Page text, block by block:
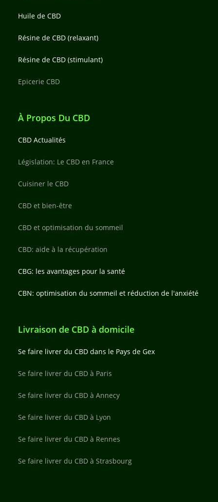
Huile de CBD
Résine de CBD (relaxant)
Résine de CBD (stimulant)
Epicerie CBD
À Propos Du CBD
CBD Actualités
Législation: Le CBD en France
Cuisiner le CBD
CBD et bien-être
CBD et optimisation du sommeil
CBD: aide à la récupération
CBG: les avantages pour la santé
CBN: optimisation du sommeil et réduction de l'anxiété
Livraison de CBD à domicile
Se faire livrer du CBD dans le Pays de Gex
Se faire livrer du CBD à Paris
Se faire livrer du CBD à Annecy
Se faire livrer du CBD à Lyon
Se faire livrer du CBD à Rennes
Se faire livrer du CBD à Strasbourg